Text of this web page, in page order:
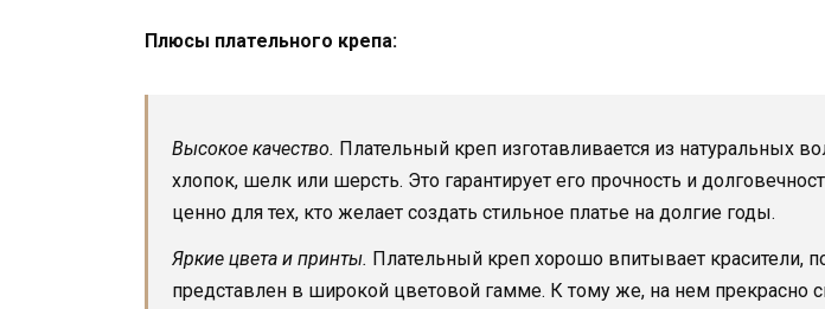
Плюсы плательного крепа:
Высокое качество. Плательный креп изготавливается из натуральных
хлопок, шелк или шерсть. Это гарантирует его прочность и
ценно для тех, кто желает создать стильное платье на долгие годы.
Яркие цвета и принты. Плательный креп хорошо впитывает красители,
представлен в широкой цветовой гамме. К тому же, на нем прекрасно